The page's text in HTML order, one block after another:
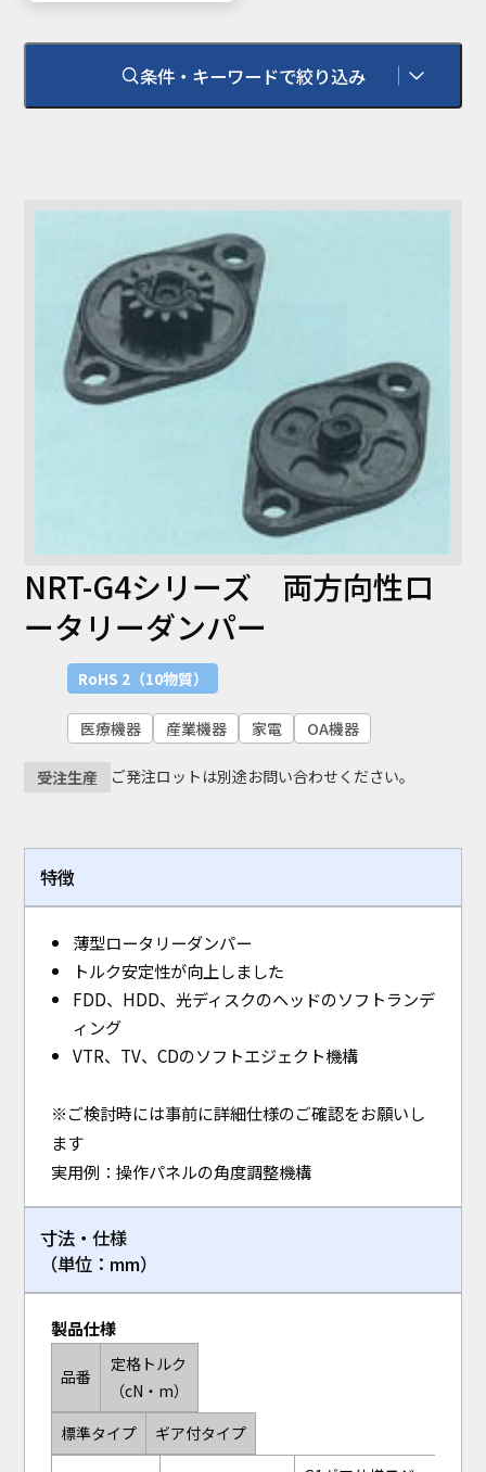
条件・キーワードで絞り込み
環境対応
RoHS
RoHS 2（10物質）
耐熱温度
100℃
難燃性
UL94V-0 UL94V-2
UL
UL-224
UL1565
業界
半導体
ライフスタイル
プリント基盤実装
産業機器
防虫・環境衛生
素材応用 (NIXAM®)
虫対策
熱対策
検索
NRT-G4シリーズ 両方向性ロ
ータリーダンパー
RoHS 2（10物質）
医療機器 産業機器 家電 OA機器
受注生産 ご発注ロットは別途お問い合わせください。
特徴
薄型ロータリーダンパー
トルク安定性が向上しました
FDD、HDD、光ディスクのヘッドのソフトランデ
ィング
VTR、TV、CDのソフトエジェクト機構
※ご検討時には事前に詳細仕様のご確認をお願いし
ます
実用例：操作パネルの角度調整機構
寸法・仕様
（単位：mm）
製品仕様
品番
定格トルク
（cN・m）
標準タイプ
ギア付タイプ